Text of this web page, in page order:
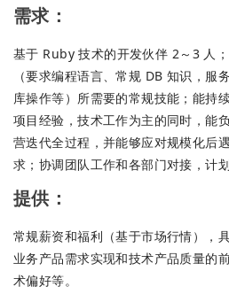
需求：
基于 Ruby 技术的开发伙伴 2～3 人
（要求编程语言、常规 DB 知识，服
库操作等）所需要的常规技能；能持
项目经验，技术工作为主的同时，能
营迭代全过程，并能够应对规模化后
求；协调团队工作和各部门对接，计划
提供：
常规薪资和福利（基于市场行情），
业务产品需求实现和技术产品质量的
术偏好等。